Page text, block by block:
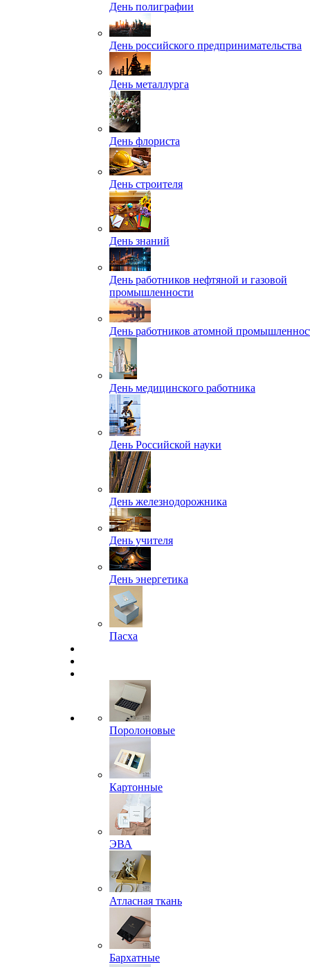
День полиграфии
День российского предпринимательства
День металлурга
День флориста
День строителя
День знаний
День работников нефтяной и газовой
промышленности
День работников атомной
День медицинского работника
День Российской науки
День железнодорожника
День учителя
День энергетика
Пасха
Поролоновые
Картонные
ЭВА
Атласная ткань
Бархатные